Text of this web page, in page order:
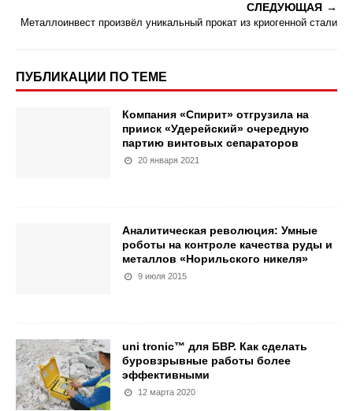
СЛЕДУЮЩАЯ
Металлоинвест произвёл уникальный прокат из криогенной стали
ПУБЛИКАЦИИ ПО ТЕМЕ
Компания «Спирит» отгрузила на
прииск «Удерейский» очередную
партию винтовых сепараторов
20 января 2021
Аналитическая революция: Умные
роботы на контроле качества руды и
металлов «Норильского никеля»
9 июля 2015
uni tronic™ для БВР. Как сделать
буровзрывные работы более
эффективными
12 марта 2020